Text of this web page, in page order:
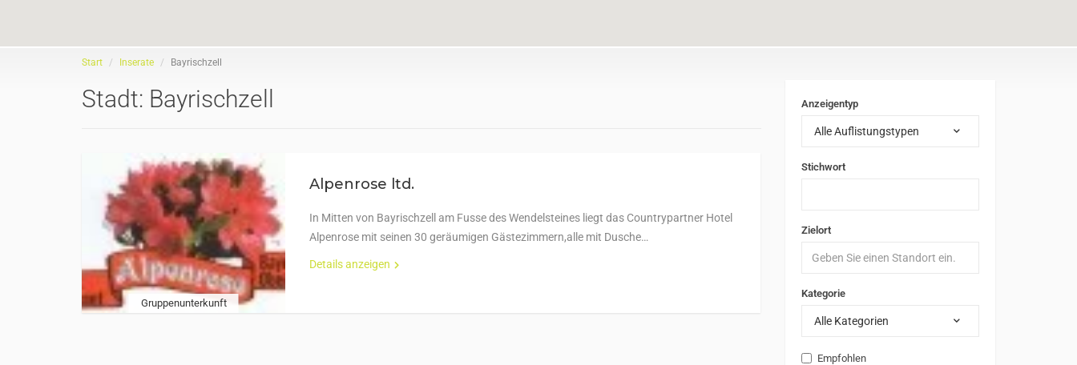
Start Inserate Bayrischzell
Stadt: Bayrischzell
Gruppenunterkunft
Alpenrose ltd.
In Mitten von Bayrischzell am Fusse des Wendelsteines liegt das Countrypartner Hotel
Alpenrose mit seinen 30 geräumigen Gästezimmern,alle mit Dusche…
Details anzeigen
Anzeigentyp
Alle Auflistungstypen
Stichwort
Zielort
Kategorie
Alle Kategorien
Empfohlen